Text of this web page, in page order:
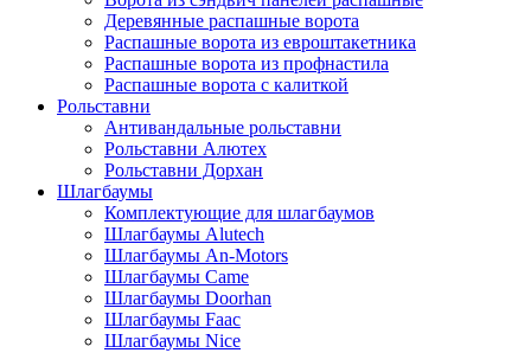
Деревянные распашные ворота
Распашные ворота из евроштакетника
Распашные ворота из профнастила
Распашные ворота с калиткой
Рольставни
Антивандальные рольставни
Рольставни Алютех
Рольставни Дорхан
Шлагбаумы
Комплектующие для шлагбаумов
Шлагбаумы Alutech
Шлагбаумы An-Motors
Шлагбаумы Came
Шлагбаумы Doorhan
Шлагбаумы Faac
Шлагбаумы Nice